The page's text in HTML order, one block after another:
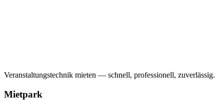
Veranstaltungstechnik mieten — schnell, professionell, zuverlässig.
Mietpark